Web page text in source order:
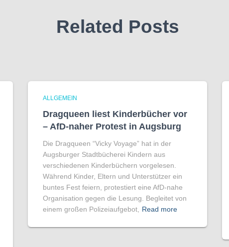
Related Posts
ALLGEMEIN
Dragqueen liest Kinderbücher vor
– AfD-naher Protest in Augsburg
Die Dragqueen “Vicky Voyage” hat in der
Augsburger Stadtbücherei Kindern aus
verschiedenen Kinderbüchern vorgelesen.
Während Kinder, Eltern und Unterstützer ein
buntes Fest feiern, protestiert eine AfD-nahe
Organisation gegen die Lesung. Begleitet von
einem großen Polizeiaufgebot, Read more